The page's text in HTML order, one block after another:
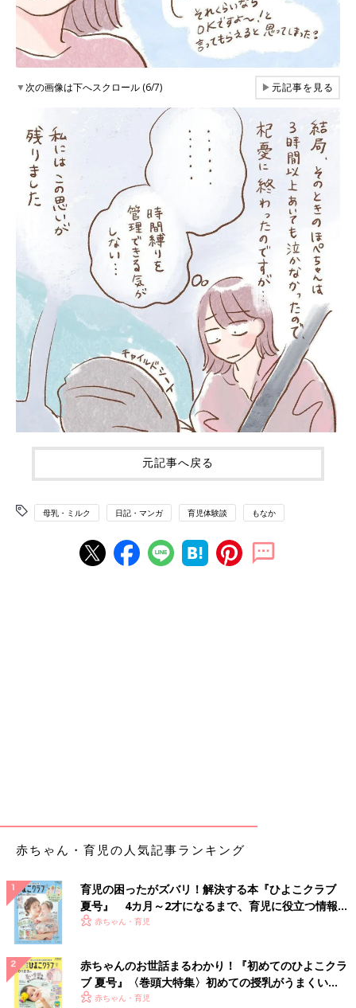
▼次の画像は下へスクロール (6/7) ▶元記事を見る
元記事へ戻る
母乳・ミルク 日記・マンガ 育児体験談 もなか
赤ちゃん・育児の人気記事ランキング
育児の困ったがズバリ！解決する本『ひよこクラブ
夏号』 4カ月～2才になるまで、育児に役立つ情報が
いっぱい！
赤ちゃん・育児
赤ちゃんのお世話まるわかり！『初めてのひよこクラ
ブ 夏号』〈巻頭大特集〉初めての授乳がうまくい
く！ おっぱい・ミルクの基本と夏のトラブル 解決テ
赤ちゃん・育児